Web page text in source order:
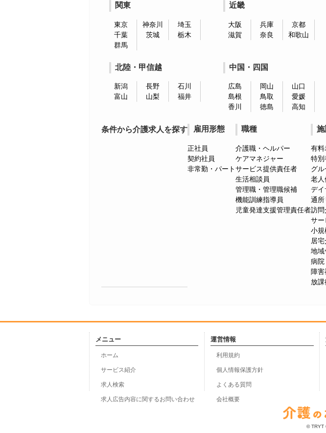
関東
東京 神奈川
埼玉
千葉
茨城
栃木
群馬
近畿
大阪 兵庫
京都
滋賀
奈良 和歌山
北陸・甲信越
新潟 長野
石川
富山
山梨 福井
中国・四国
広島 岡山
山口
島根
鳥取
愛媛
香川
徳島 高知
条件から介護求人を探す 雇用形態
正社員
契約社員
非常勤・パート
職種
介護職・ヘルパー
ケアマネジャー
サービス提供責任者
生活相談員
管理職・管理職候補
機能訓練指導員
児童発達支援管理責任者
施
有料
特別
グ
老人
デイ
通所
訪問
サー
小規
居
地域
病院
障
放課
メニュー
ホーム
サービス紹介
求人検索
求人広告内容に関するお問い合わせ
運営情報
利用規約
個人情報保護方針
よくある質問
会社概要
© TRYT